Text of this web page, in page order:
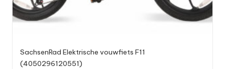
SachsenRad Elektrische vouwfiets F11
(4050296120551)